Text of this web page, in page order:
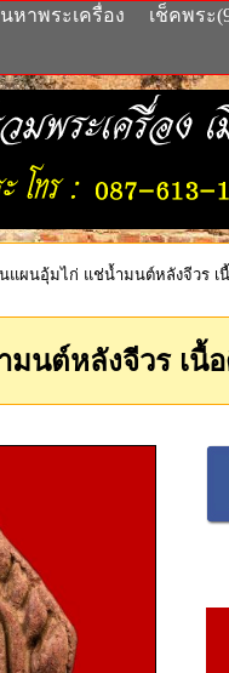
หาพระเครื่อง เช็คพระ
แผนอุ้มไก่ แช่น้ำมนต์หลังจีวร เ
นต์หลังจีวร เนื้